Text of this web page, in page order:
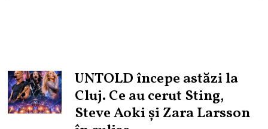
UNTOLD începe astăzi la
Cluj. Ce au cerut Sting,
Steve Aoki și Zara Larsson